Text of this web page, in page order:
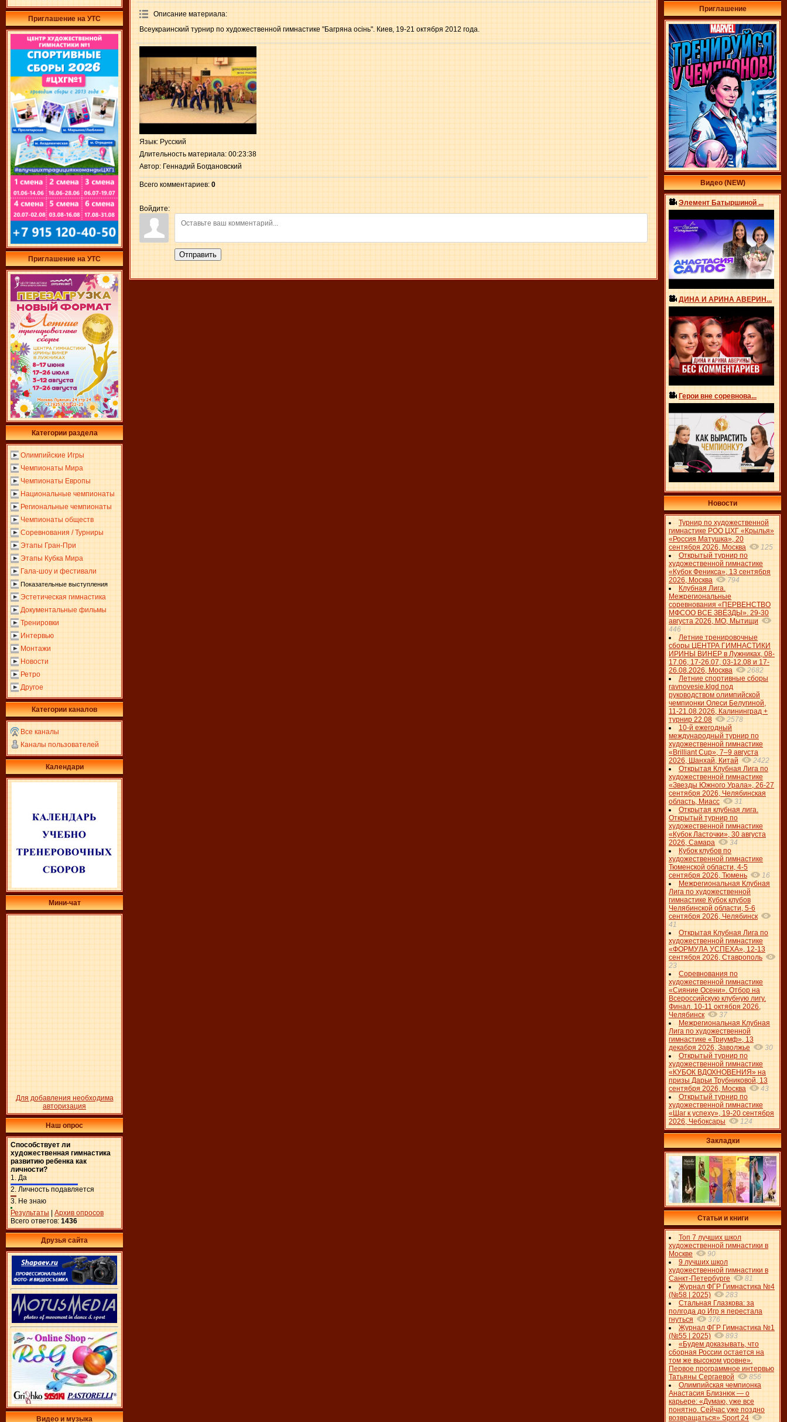
Приглашение на УТС
Приглашение на УТС
Категории раздела
Олимпийские Игры
Чемпионаты Мира
Чемпионаты Европы
Национальные чемпионаты
Региональные чемпионаты
Чемпионаты обществ
Соревнования / Турниры
Этапы Гран-При
Этапы Кубка Мира
Гала-шоу и фестивали
Показательные выступления
Эстетическая гимнастика
Документальные фильмы
Тренировки
Интервью
Монтажи
Новости
Ретро
Другое
Категории каналов
Все каналы
Каналы пользователей
Календари
Мини-чат
Для добавления необходима
авторизация
Наш опрос
Способствует ли
художественная гимнастика
развитию ребенка как
личности?
1. Да
2. Личность подавляется
3. Не знаю
Результаты
Архив опросов
Всего ответов: 1436
Друзья сайта
Видео и музыка
Описание материала:
Всеукраинский турнир по художественной гимнастике "Багряна осінь". Киев, 19-21 октября 2012 года.
Язык: Русский
Длительность материала: 00:23:38
Автор: Геннадий Богдановский
Всего комментариев: 0
Войдите:
Отправить
Приглашение
Видео (NEW)
Элемент Батыршиной ...
ДИНА И АРИНА АВЕРИН...
Герои вне соревнова...
Новости
Турнир по художественной
гимнастике РОО ЦХГ «Крылья»
«Россия Матушка», 20
сентября 2026, Москва
125
Открытый турнир по
художественной гимнастике
«Кубок Феникса», 13 сентября
2026, Москва
794
Клубная Лига.
Межрегиональные
соревнования «ПЕРВЕНСТВО
МФСОО ВСЕ ЗВЁЗДЫ». 29-30
августа 2026, МО, Мытищи
446
Летние тренировочные
сборы ЦЕНТРА ГИМНАСТИКИ
ИРИНЫ ВИНЕР в Лужниках, 08-
17.06, 17-26.07, 03-12.08 и 17-
26.08.2026, Москва
2682
Летние спортивные сборы
ravnovesie.klgd под
руководством олимпийской
чемпионки Олеси Белугиной,
11-21.08.2026, Калининград +
турнир 22.08
2578
10-й ежегодный
международный турнир по
художественной гимнастике
«Brilliant Cup», 7–9 августа
2026, Шанхай, Китай
2422
Открытая Клубная Лига по
художественной гимнастике
«Звезды Южного Урала», 26-27
сентября 2026, Челябинская
область, Миасс
31
Открытая клубная лига.
Открытый турнир по
художественной гимнастике
«Кубок Ласточки», 30 августа
2026, Самара
34
Кубок клубов по
художественной гимнастике
Тюменской области, 4-5
сентября 2026, Тюмень
16
Межрегиональная Клубная
Лига по художественной
гимнастике Кубок клубов
Челябинской области, 5-6
сентября 2026, Челябинск
41
Открытая Клубная Лига по
художественной гимнастике
«ФОРМУЛА УСПЕХА», 12-13
сентября 2026, Ставрополь
23
Соревнования по
художественной гимнастике
«Сияние Осени». Отбор на
Всероссийскую клубную лигу.
Финал. 10-11 октября 2026,
Челябинск
37
Межрегиональная Клубная
Лига по художественной
гимнастике «Триумф», 13
декабря 2026, Заволжье
30
Открытый турнир по
художественной гимнастике
«КУБОК ВДОХНОВЕНИЯ» на
призы Дарьи Трубниковой, 13
сентября 2026, Москва
43
Открытый турнир по
художественной гимнастике
«Шаг к успеху», 19-20 сентября
2026, Чебоксары
124
Закладки
Статьи и книги
Топ 7 лучших школ
художественной гимнастики в
Москве
90
9 лучших школ
художественной гимнастики в
Санкт-Петербурге
81
Журнал ФГР Гимнастика №4
(№58 | 2025)
283
Стальная Глазкова: за
полгода до Игр я перестала
гнуться
376
Журнал ФГР Гимнастика №1
(№55 | 2025)
893
«Будем доказывать, что
сборная России остается на
том же высоком уровне».
Первое программное интервью
Татьяны Сергаевой
856
Олимпийская чемпионка
Анастасия Близнюк — о
карьере: «Думаю, уже все
понятно. Сейчас уже поздно
возвращаться» Sport 24